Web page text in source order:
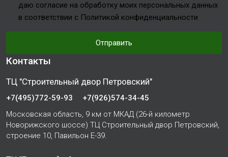
даю согласие на обработку моих персональных данных
в соответствии с Политикой конфиденциальности
Отправить
Контакты
ТЦ "Строительный двор Петровский"
+7(495)772-59-93
+7(926)574-34-45
Московская область, 9 км от МКАД (26-й километр
Новорижского шоссе) ТЦ Строительный двор Петровский,
строение 10, Павильон Е-39.